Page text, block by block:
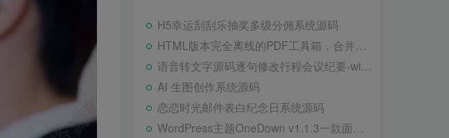
H5幸运刮刮乐抽奖多级分佣系统源码
HTML版本完全离线的PDF工具箱，合并、拆分、旋转、删除、PDF转图片、图片转PDF
语音转文字源码逐句修改行程会议纪要-wisper版本
AI 生图创作系统源码
恋恋时光邮件表白纪念日系统源码
WordPress主题OneDown v1.1.3一款面向个人站长的资源下载、技术教程、内容资讯类站点的 WordPress 主题